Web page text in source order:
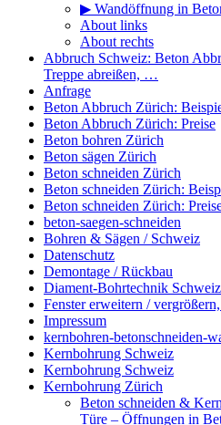
▶ Wandöffnung in
About links
About rechts
Abbruch Schweiz: Beton
Treppe abreißen, …
Anfrage
Beton Abbruch Zürich:
Beton Abbruch Zürich: Preise
Beton bohren Zürich
Beton sägen Zürich
Beton schneiden Zürich
Beton schneiden Zürich:
Beton schneiden Zürich:
beton-saegen-schneiden
Bohren & Sägen / Schweiz
Datenschutz
Demontage / Rückbau
Diament-Bohrtechnik
Fenster erweitern /
Impressum
kernbohren-betonschneiden-
Kernbohrung Schweiz
Kernbohrung Schweiz
Kernbohrung Zürich
Beton schneiden &
Türe – Öffnungen in